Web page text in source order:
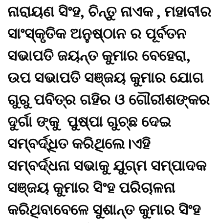
ନାରାୟଣ ସିଂହ, ଚିନ୍ତୁ ନାଏକ , ମହାବୀର
ସାଂସ୍କୃତିକ ଅନୁଷ୍ଠାନ ର ପୂର୍ବତନ
ସଭାପତି ଜୟନ୍ତ କୁମାର ବେହେରା,
ଉପ ସଭାପତି ସଞ୍ଜୟ କୁମାର ଯୋଗ
ଗୁରୁ ପବିତ୍ର ଗହିର ଓ ଗୌରୀଶଙ୍କର
ଦୁର୍ଗା ଙ୍କୁ ପୁଷ୍ପା ଗୁଚ୍ଛ ଦେଇ
ସମ୍ବର୍ଦ୍ଧିତ କରିଥିଲେ।ଏହି
ସମ୍ବର୍ଦ୍ଧନା ସଭାକୁ ଯୁଗ୍ମ ସମ୍ପାଦକ
ସଞ୍ଜୟ କୁମାର ସିଂହ ପରିଚାଳନା
କରିଥିବାବେଳେ ସୁଶାନ୍ତ କୁମାର ସିଂହ